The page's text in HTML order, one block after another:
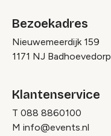
Bezoekadres
Nieuwemeerdijk 159
1171 NJ Badhoevedorp
Klantenservice
T 088 8860100
M info@events.nl